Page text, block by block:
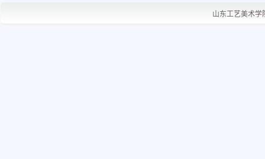
山东工艺美术